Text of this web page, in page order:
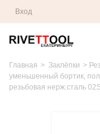
Вход
Главная > Заклёпки >
уменьшенный бортик,
резьбовая нерж.сталь